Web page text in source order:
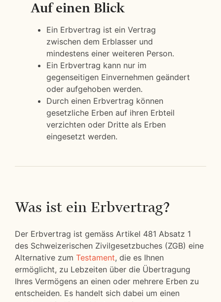
Auf einen Blick
Ein Erbvertrag ist ein Vertrag
zwischen dem Erblasser und
mindestens einer weiteren Person.
Ein Erbvertrag kann nur im
gegenseitigen Einvernehmen geändert
oder aufgehoben werden.
Durch einen Erbvertrag können
gesetzliche Erben auf ihren Erbteil
verzichten oder Dritte als Erben
eingesetzt werden.
Was ist ein Erbvertrag?
Der Erbvertrag ist gemäss Artikel 481 Absatz 1
des Schweizerischen Zivilgesetzbuches (ZGB) eine
Alternative zum Testament, die es Ihnen
ermöglicht, zu Lebzeiten über die Übertragung
Ihres Vermögens an einen oder mehrere Erben zu
entscheiden. Es handelt sich dabei um einen